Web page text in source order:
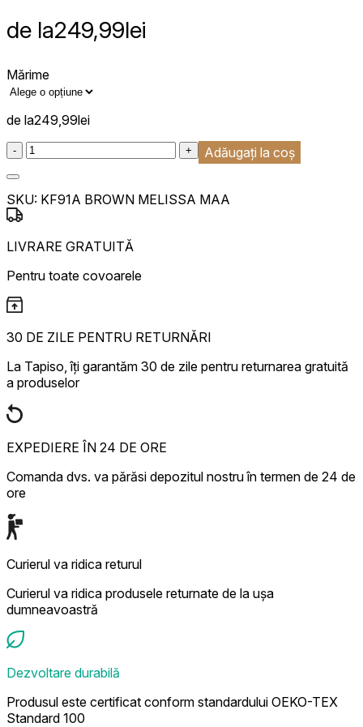
de la249,99lei
Mărime
de la249,99lei
:product_name quantity
- + Adăugați la coș
SKU: KF91A BROWN MELISSA MAA
LIVRARE GRATUITĂ
Pentru toate covoarele
30 DE ZILE PENTRU RETURNĂRI
La Tapiso, îți garantăm 30 de zile pentru returnarea gratuită
a produselor
EXPEDIERE ÎN 24 DE ORE
Comanda dvs. va părăsi depozitul nostru în termen de 24 de
ore
Curierul va ridica returul
Curierul va ridica produsele returnate de la ușa
dumneavoastră
Dezvoltare durabilă
Produsul este certificat conform standardului OEKO-TEX
Standard 100